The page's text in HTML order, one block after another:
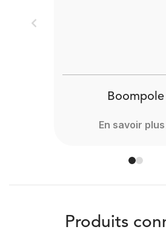
Boompole
En savoir plus
Previous
Produits